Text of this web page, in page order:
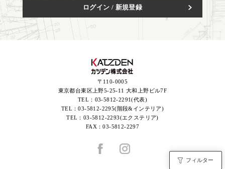
ログイン / 新規登録
〒110-0005
東京都台東区上野5-25-11 大和上野ビル7F
TEL： 03-5812-2291(代表)
TEL：03-5812-2295(階段&インテリア)
TEL： 03-5812-2293(エクステリア)
FAX：03-5812-2297